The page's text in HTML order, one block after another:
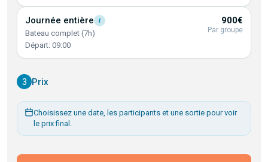
Journée entière i
Bateau complet (7h)
Départ: 09:00
900€
Par groupe
3 Prix
Choisissez une date, les participants et une sortie pour voir
le prix final.